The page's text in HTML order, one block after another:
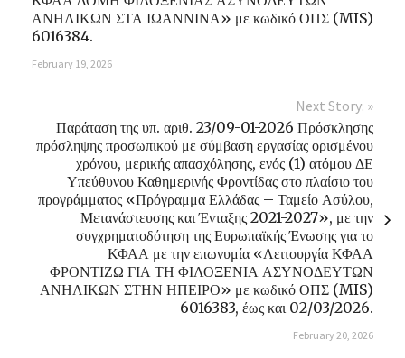
ΑΝΗΛΙΚΩΝ ΣΤΑ ΙΩΑΝΝΙΝΑ» με κωδικό ΟΠΣ (MIS)
6016384.
February 19, 2026
Next Story: »
Παράταση της υπ. αριθ. 23/09-01-2026 Πρόσκλησης
πρόσληψης προσωπικού με σύμβαση εργασίας ορισμένου
χρόνου, μερικής απασχόλησης, ενός (1) ατόμου ΔΕ
Υπεύθυνου Καθημερινής Φροντίδας στο πλαίσιο του
προγράμματος «Πρόγραμμα Ελλάδας – Ταμείο Ασύλου,
Μετανάστευσης και Ένταξης 2021-2027», με την
συγχρηματοδότηση της Ευρωπαϊκής Ένωσης για το
ΚΦΑΑ με την επωνυμία «Λειτουργία ΚΦΑΑ
ΦΡΟΝΤΙΖΩ ΓΙΑ ΤΗ ΦΙΛΟΞΕΝΙΑ ΑΣΥΝΟΔΕΥΤΩΝ
ΑΝΗΛΙΚΩΝ ΣΤΗΝ ΗΠΕΙΡΟ» με κωδικό ΟΠΣ (MIS)
6016383, έως και 02/03/2026.
February 20, 2026